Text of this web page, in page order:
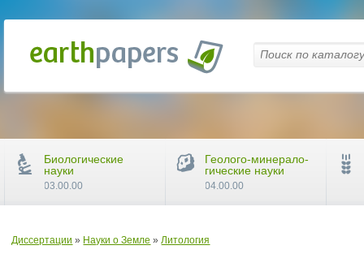
Диссертации » Науки о Земле »Литология
Биологические
науки
03.00.00
Геолого-минерало-
гические науки
04.00.00